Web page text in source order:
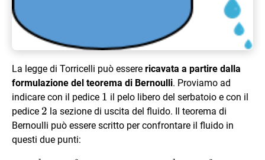
La legge di Torricelli può essere ricavata a partire dalla
formulazione del teorema di Bernoulli. Proviamo ad
indicare con il pedice 1
1 il pelo libero del serbatoio e con il
pedice 2
2 la sezione di uscita del fluido. Il teorema di
Bernoulli può essere scritto per confrontare il fluido in
questi due punti: